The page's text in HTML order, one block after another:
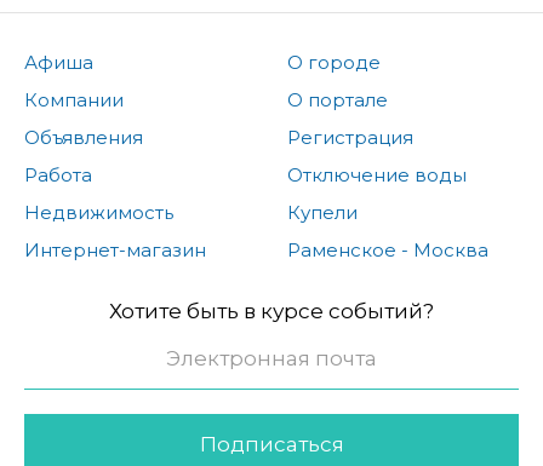
Афиша
Компании
Объявления
Работа
Недвижимость
Интернет-магазин
О городе
О портале
Регистрация
Отключение воды
Купели
Раменское - Москва
Хотите быть в курсе событий?
Подписаться